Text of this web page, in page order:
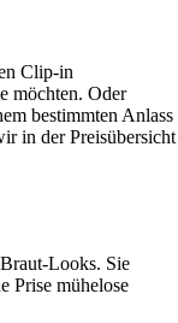
Clip-in
möchten. Oder
bestimmten Anlass
in der Preisübersicht
Looks. Sie
Prise mühelose